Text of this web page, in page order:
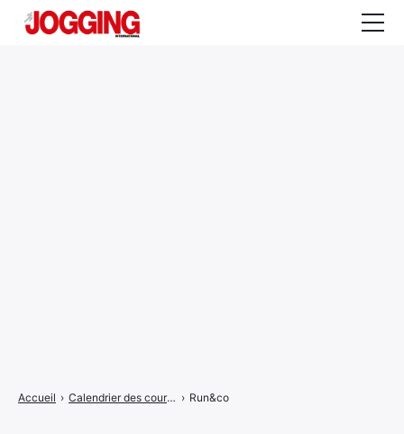
Accueil › Calendrier des courses › Run&co